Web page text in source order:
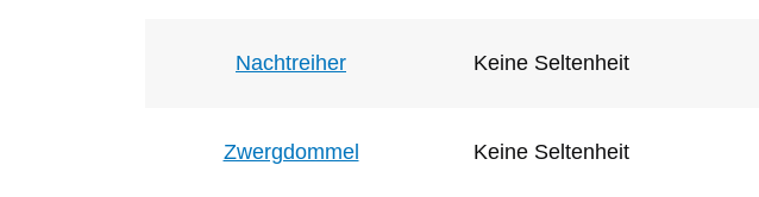
Nachtreiher Keine Seltenheit
Zwergdommel Keine Seltenheit